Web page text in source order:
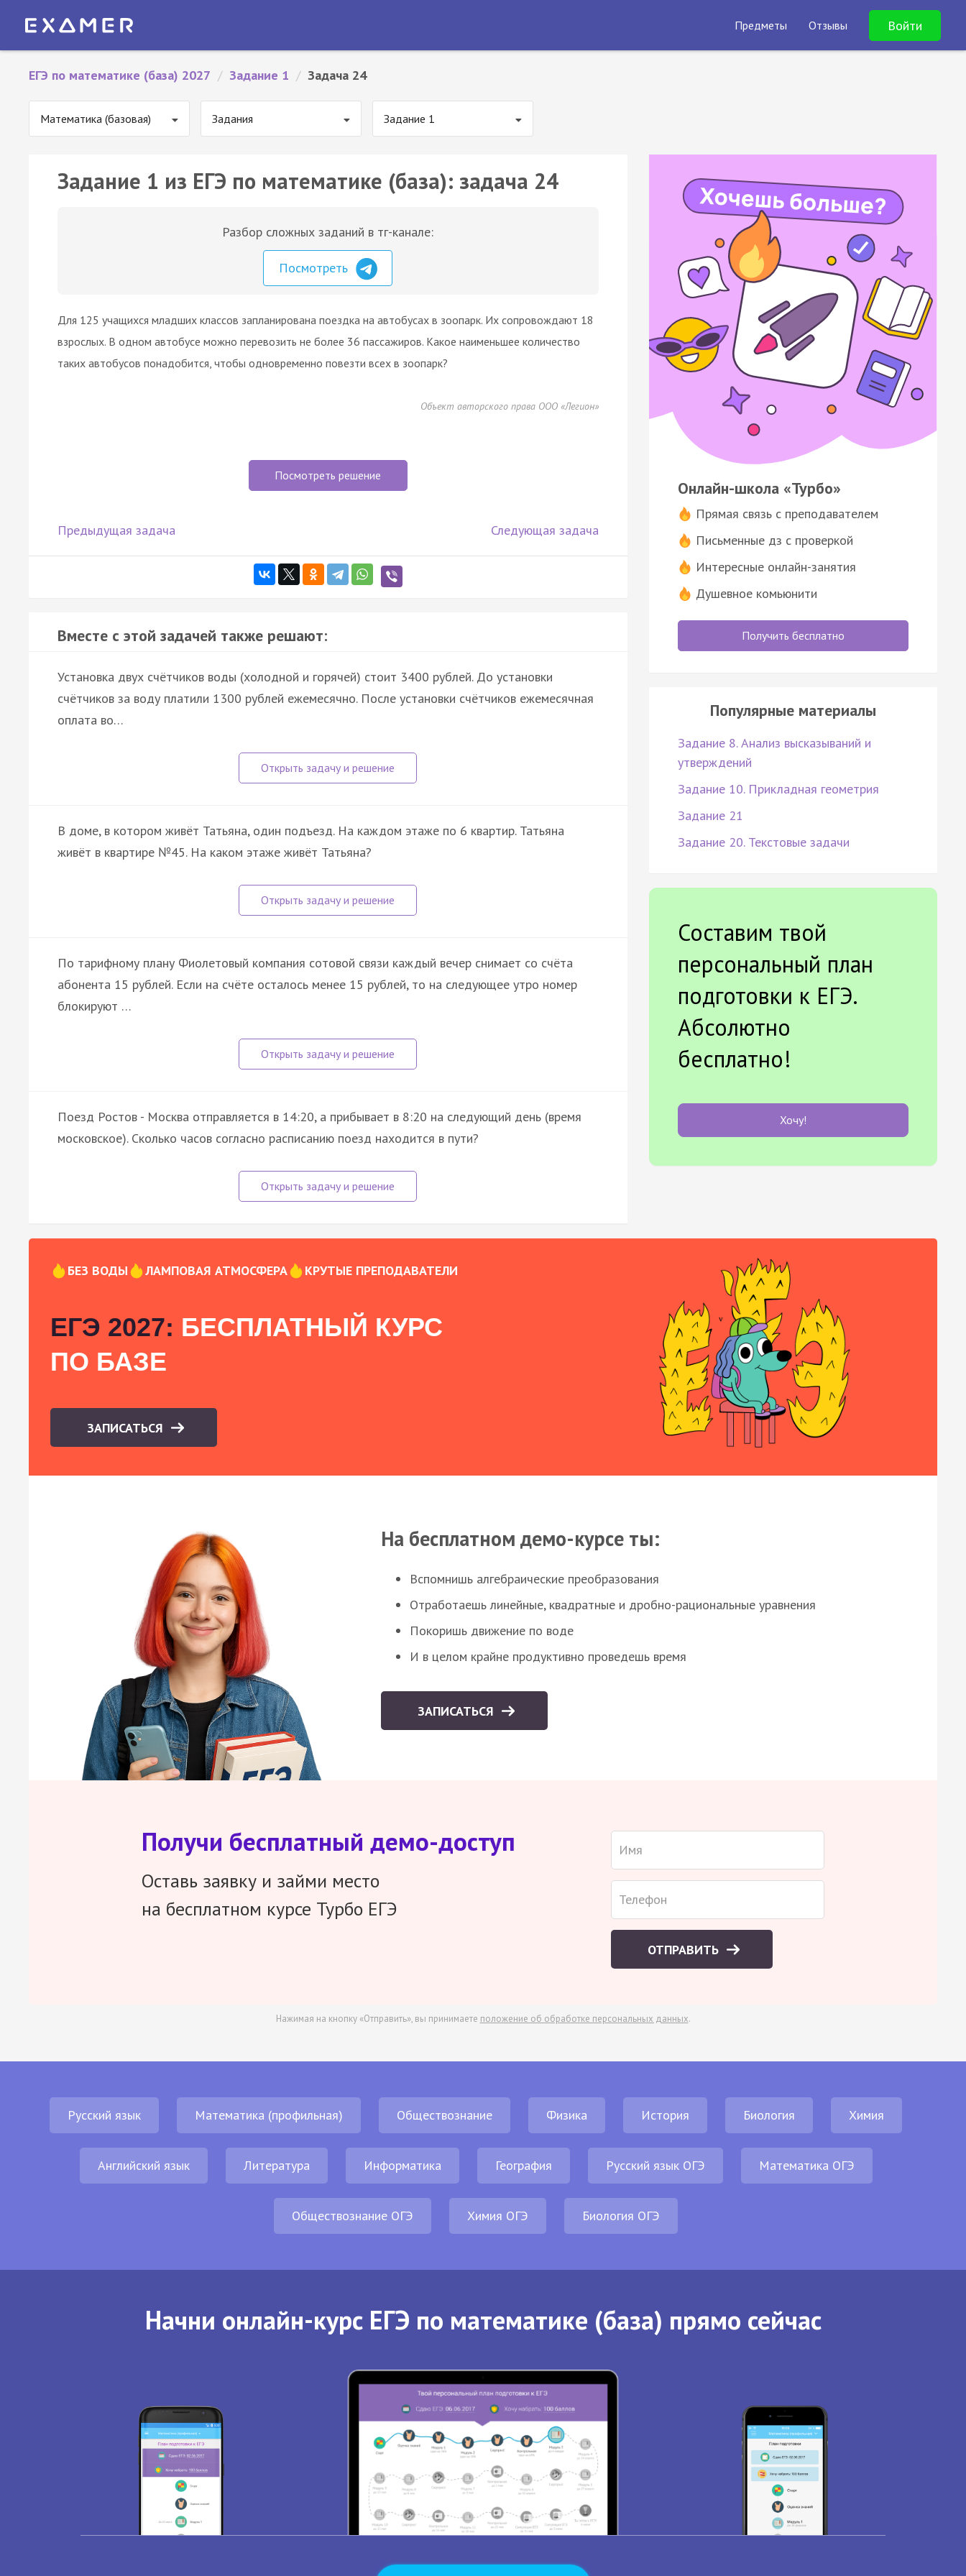
Предметы Отзывы Войти
ЕГЭ по математике (база) 2027 / Задание 1 / Задача 24
Математика (базовая) Задания Задание 1
Задание 1 из ЕГЭ по математике (база): задача 24
Разбор сложных заданий в тг-канале:
Посмотреть
Для 125 учащихся младших классов запланирована поездка на автобусах в зоопарк. Их сопровождают 18
взрослых. В одном автобусе можно перевозить не более 36 пассажиров. Какое наименьшее количество
таких автобусов понадобится, чтобы одновременно повезти всех в зоопарк?
Объект авторского права ООО «Легион»
Посмотреть решение
Предыдущая задача Следующая задача
Вместе с этой задачей также решают:
Установка двух счётчиков воды (холодной и горячей) стоит 3400 рублей. До установки
счётчиков за воду платили 1300 рублей ежемесячно. После установки счётчиков ежемесячная
оплата во…
В доме, в котором живёт Татьяна, один подъезд. На каждом этаже по 6 квартир. Татьяна
живёт в квартире №45. На каком этаже живёт Татьяна?
По тарифному плану Фиолетовый компания сотовой связи каждый вечер снимает со счёта
абонента 15 рублей. Если на счёте осталось менее 15 рублей, то на следующее утро номер
блокируют …
Поезд Ростов - Москва отправляется в 14:20, а прибывает в 8:20 на следующий день (время
московское). Сколько часов согласно расписанию поезд находится в пути?
Онлайн-школа «Турбо»
Прямая связь с преподавателем
Письменные дз с проверкой
Интересные онлайн-занятия
Душевное комьюнити
Получить бесплатно
Популярные материалы
Задание 8. Анализ высказываний и
утверждений
Задание 10. Прикладная геометрия
Задание 21
Задание 20. Текстовые задачи
Составим твой
персональный план
подготовки к ЕГЭ.
Абсолютно
бесплатно!
Хочу!
БЕЗ ВОДЫ ЛАМПОВАЯ АТМОСФЕРА КРУТЫЕ ПРЕПОДАВАТЕЛИ
ЕГЭ 2027: БЕСПЛАТНЫЙ КУРС
ПО БАЗЕ
ЗАПИСАТЬСЯ
На бесплатном демо-курсе ты:
Вспомнишь алгебраические преобразования
Отработаешь линейные, квадратные и дробно-рациональные уравнения
Покоришь движение по воде
И в целом крайне продуктивно проведешь время
ЗАПИСАТЬСЯ
Получи бесплатный демо-доступ
Оставь заявку и займи место
на бесплатном курсе Турбо ЕГЭ
ОТПРАВИТЬ
Нажимая на кнопку «Отправить», вы принимаете положение об обработке персональных данных.
Русский язык Математика (профильная) Обществознание Физика История Биология Химия
Английский язык Литература Информатика География Русский язык ОГЭ Математика ОГЭ
Обществознание ОГЭ Химия ОГЭ Биология ОГЭ
Начни онлайн-курс ЕГЭ по математике (база) прямо сейчас